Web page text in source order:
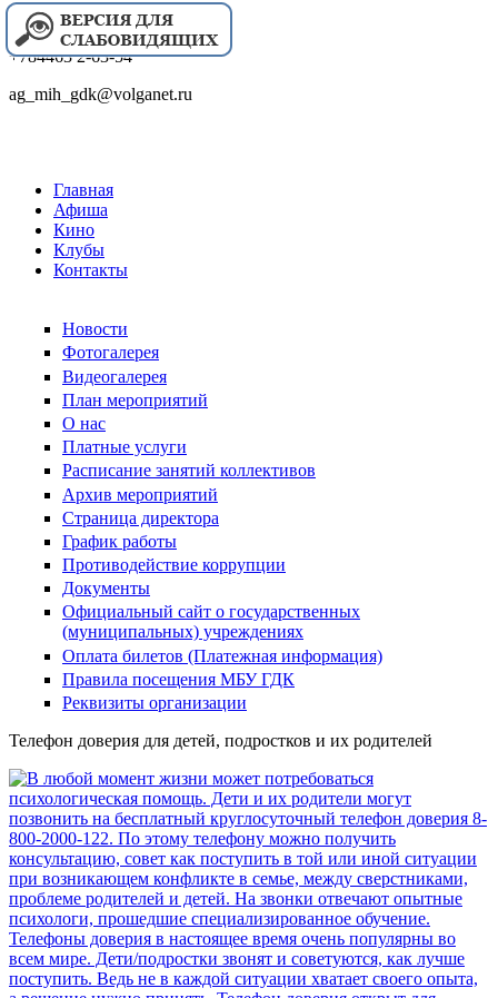
+784463 2-63-54
ag_mih_gdk@volganet.ru
Главная
Афиша
Кино
Клубы
Контакты
Новости
Фотогалерея
Видеогалерея
План мероприятий
О нас
Платные услуги
Расписание занятий коллективов
Архив мероприятий
Страница директора
График работы
Противодействие коррупции
Документы
Официальный сайт о государственных
(муниципальных) учреждениях
Оплата билетов (Платежная информация)
Правила посещения МБУ ГДК
Реквизиты организации
Телефон доверия для детей, подростков и их родителей